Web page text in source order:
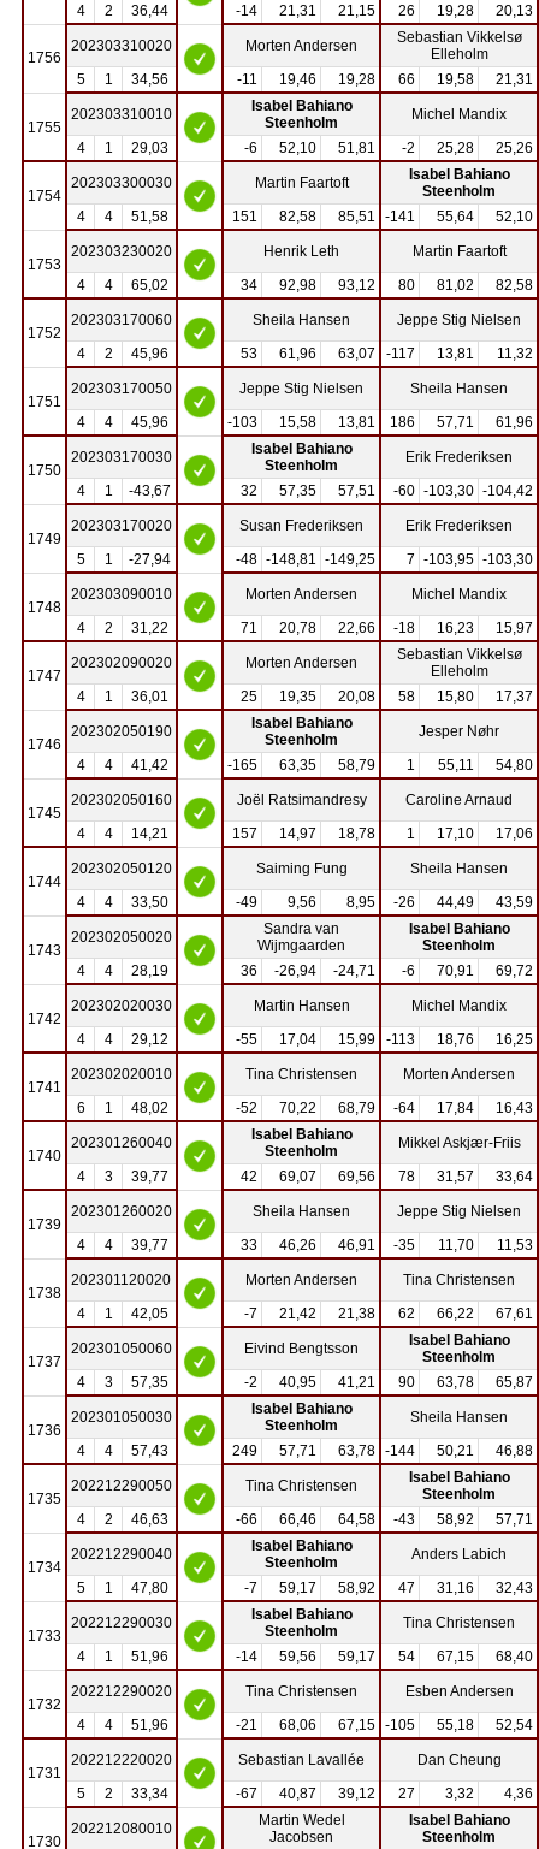
4
2 36,44 -14 21,31 21,15 26 19,28 20,13
1756
202303310020 Morten Andersen
Sebastian Vikkelsø
Elleholm
5
1 34,56 -11 19,46 19,28 66 19,58 21,31
1755
202303310010
Isabel Bahiano
Steenholm
Michel Mandix
4
1 29,03 -6 52,10 51,81 -2 25,28 25,26
1754
202303300030 Martin Faartoft
Isabel Bahiano
Steenholm
4
4 51,58 151 82,58 85,51 -141 55,64 52,10
1753
202303230020 Henrik Leth
Martin Faartoft
4
4 65,02 34 92,98 93,12 80 81,02 82,58
1752
202303170060 Sheila Hansen
Jeppe Stig Nielsen
4
2 45,96 53 61,96 63,07 -117 13,81 11,32
1751
202303170050 Jeppe Stig Nielsen
Sheila Hansen
4
4 45,96 -103 15,58 13,81 186 57,71 61,96
1750
202303170030
Isabel Bahiano
Steenholm
Erik Frederiksen
4
1 -43,67 32 57,35 57,51 -60 -103,30 -104,42
1749
202303170020 Susan Frederiksen
Erik Frederiksen
5
1 -27,94 -48 -148,81 -149,25 7 -103,95 -103,30
1748
202303090010 Morten Andersen
Michel Mandix
4
2 31,22 71 20,78 22,66 -18 16,23 15,97
1747
202302090020 Morten Andersen
Sebastian Vikkelsø
Elleholm
4
1 36,01 25 19,35 20,08 58 15,80 17,37
1746
202302050190
Isabel Bahiano
Steenholm
Jesper Nøhr
4
4 41,42 -165 63,35 58,79 1 55,11 54,80
1745
202302050160 Joël Ratsimandresy
Caroline Arnaud
4
4 14,21 157 14,97 18,78 1 17,10 17,06
1744
202302050120 Saiming Fung
Sheila Hansen
4
4 33,50 -49 9,56 8,95 -26 44,49 43,59
1743
202302050020
Sandra van
Wijmgaarden
Isabel Bahiano
Steenholm
4
4 28,19 36 -26,94 -24,71 -6 70,91 69,72
1742
202302020030 Martin Hansen
Michel Mandix
4
4 29,12 -55 17,04 15,99 -113 18,76 16,25
1741
202302020010 Tina Christensen
Morten Andersen
6
1 48,02 -52 70,22 68,79 -64 17,84 16,43
1740
202301260040
Isabel Bahiano
Steenholm
Mikkel Askjær-Friis
4
3 39,77 42 69,07 69,56 78 31,57 33,64
1739
202301260020 Sheila Hansen
Jeppe Stig Nielsen
4
4 39,77 33 46,26 46,91 -35 11,70 11,53
1738
202301120020 Morten Andersen
Tina Christensen
4
1 42,05 -7 21,42 21,38 62 66,22 67,61
1737
202301050060 Eivind Bengtsson
Isabel Bahiano
Steenholm
4
3 57,35 -2 40,95 41,21 90 63,78 65,87
1736
202301050030
Isabel Bahiano
Steenholm
Sheila Hansen
4
4 57,43 249 57,71 63,78 -144 50,21 46,88
1735
202212290050 Tina Christensen
Isabel Bahiano
Steenholm
4
2 46,63 -66 66,46 64,58 -43 58,92 57,71
1734
202212290040
Isabel Bahiano
Steenholm
Anders Labich
5
1 47,80 -7 59,17 58,92 47 31,16 32,43
1733
202212290030
Isabel Bahiano
Steenholm
Tina Christensen
4
1 51,96 -14 59,56 59,17 54 67,15 68,40
1732
202212290020 Tina Christensen
Esben Andersen
4
4 51,96 -21 68,06 67,15 -105 55,18 52,54
1731
202212220020 Sebastian Lavallée
Dan Cheung
5
2 33,34 -67 40,87 39,12 27 3,32 4,36
1730
202212080010
Martin Wedel
Jacobsen
Isabel Bahiano
Steenholm